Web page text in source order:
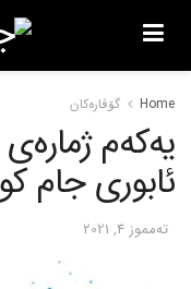
Home گۆڤاره‌کان
یەکەم
ئابوری جام
ته‌مموز 4, 2021